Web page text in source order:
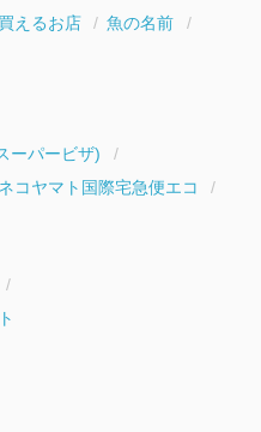
えるお店
魚の名前
ーパービザ)
コヤマト国際宅急便エコ